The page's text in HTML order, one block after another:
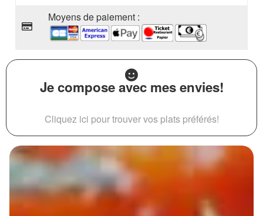
Moyens de paiement :
Je compose avec mes envies!
Cliquez ici pour trouver vos plats préférés!